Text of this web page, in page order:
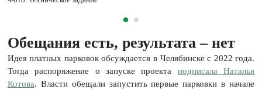
Обещания есть, результата – нет
Идея платных парковок обсуждается в Челябинске с 2022 года.
Тогда распоряжение о запуске проекта подписала Наталья
Котова. Власти обещали запустить первые парковки в начале